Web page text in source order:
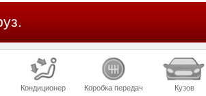
Кондиционер Коробка передач Кузов